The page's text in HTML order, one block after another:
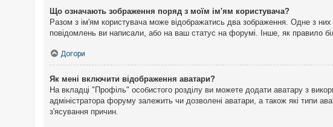
Що означають зображення поряд з моїм ім'ям користувача?
Разом з ім'ям користувача може відображатись два зображення. Одне з них
повідомлень ви написали, або на ваш статус на форумі. Інше, як правило
Догори
Як мені включити відображення аватари?
На вкладці "Профіль" особистого розділу ви можете додати аватару з
адміністратора форуму залежить чи дозволені аватари, а також які типи
з'ясування причин.